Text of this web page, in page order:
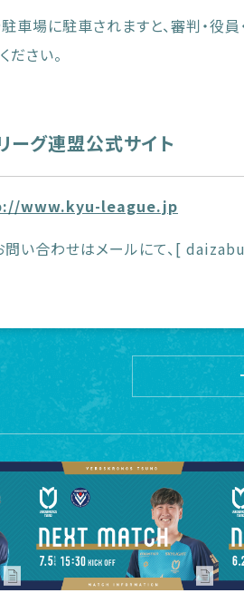
車場に駐車されますと、審判・役
ださい。
ーグ連盟公式サイト
www.kyu-league.jp
問い合わせはメールにて、[